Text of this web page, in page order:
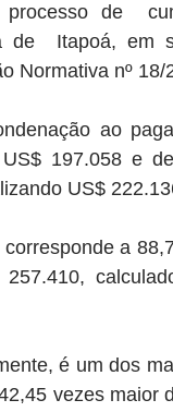
de
de  Itapoá, em
Normativa nº 18/
ao
197.058 e
US$
a
é um dos
vezes maior